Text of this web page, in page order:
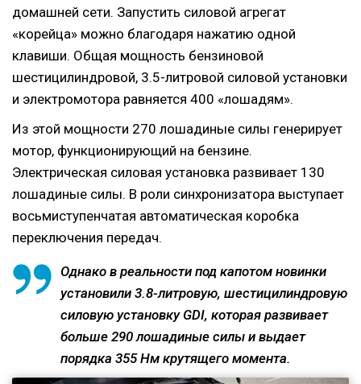
домашней сети. Запустить силовой агрегат
«корейца» можно благодаря нажатию одной
клавиши. Общая мощность бензиновой
шестицилиндровой, 3.5-литровой силовой установки
и электромотора равняется 400 «лошадям».
Из этой мощности 270 лошадиные силы генерирует
мотор, функционирующий на бензине.
Электрическая силовая установка развивает 130
лошадиные силы. В роли синхронизатора выступает
восьмиступенчатая автоматическая коробка
переключения передач.
Однако в реальности под капотом новинки
установили 3.8-литровую, шестицилиндровую
силовую установку GDI, которая развивает
больше 290 лошадиные силы и выдает
порядка 355 Нм крутящего момента.